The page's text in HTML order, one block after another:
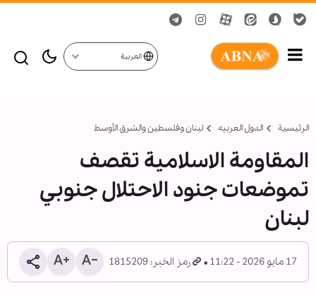
العربية
الرئيسية الدول العربیه لبنان وفلسطين والشرق الأوسط
المقاومة الاسلامية تقصف
تموضعات جنود الاحتلال جنوبي
لبنان
17 مايو 2026 - 11:22 رمز الخبر: 1815209